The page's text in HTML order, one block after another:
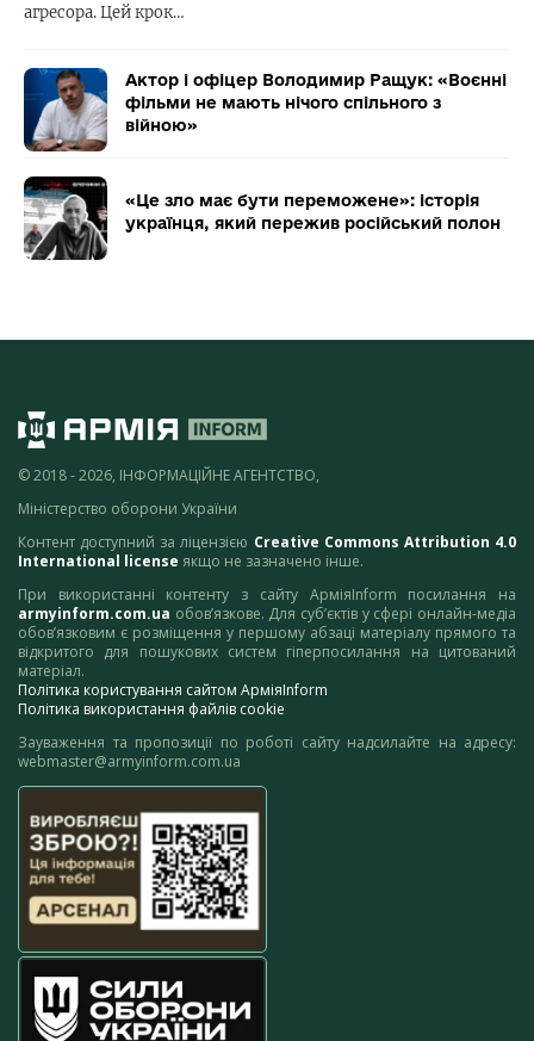
агресора. Цей крок…
Актор і офіцер Володимир Ращук: «Воєнні
фільми не мають нічого спільного з
війною»
«Це зло має бути переможене»: історія
українця, який пережив російський полон
© 2018 - 2026, ІНФОРМАЦІЙНЕ АГЕНТСТВО,
Міністерство оборони України
Контент доступний за ліцензією Creative Commons Attribution 4.0
International license якщо не зазначено інше.
При використанні контенту з сайту АрміяInform посилання на
armyinform.com.ua обов’язкове. Для суб’єктів у сфері онлайн-медіа
обов’язковим є розміщення у першому абзаці матеріалу прямого та
відкритого для пошукових систем гіперпосилання на цитований
матеріал.
Політика користування сайтом АрміяInform
Політика використання файлів cookie
Зауваження та пропозиції по роботі сайту надсилайте на адресу:
webmaster@armyinform.com.ua